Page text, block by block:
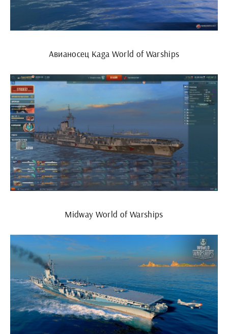
Авианосец Kaga World of Warships
Midway World of Warships